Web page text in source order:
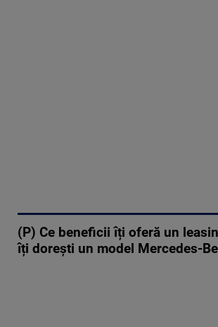
(P) Ce beneficii îți oferă un
îți dorești un model Mercedes-